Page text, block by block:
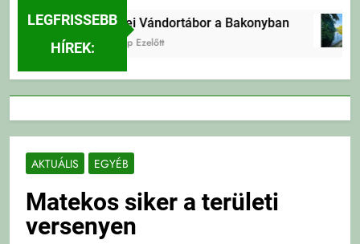
LEGFRISSEBB
HÍREK:
Erdei Vándortábor a Bakonyban
2 Nap Ezelőtt
AKTUÁLIS EGYÉB
Matekos siker a területi
versenyen